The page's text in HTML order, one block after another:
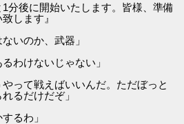
分後に開始いたします。皆様、準備
します』
いのか、武器」
わけないじゃない」
って戦えばいいんだ。ただぼっと
るだけだぞ」
るわ」